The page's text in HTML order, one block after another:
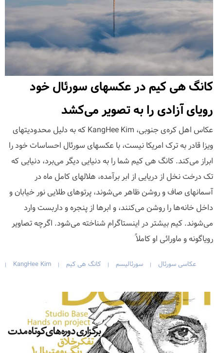
کانگ هی کیم در عکسهای سورئال خود
رویای آزادی را به تصویر می‌کشد
عکاس اهل کره‌ی جنوبی، KangHee Kim که به دلیل محدودیتهای
ویزا قادر به ترک امریکا نیست، با عکسهای سورئال احساسات خود را
ابراز می‌کند. کانگ هی کیم شما را به دنیایی دیگر می‌برد، دنیایی که
تک درخت نخل از دریایی از ابر برآمده، هلالهای کامل ماه در
آسمانهای صاف و روشن ظاهر می‌شوند، پرتوهای طلایی نور خیابان و
داخل خانه‌ها را روشن می‌کنند، و ابرها از پنجره و داربست وارد
می‌شوند. کیم بیشتر در اینستاگرام شناخته می‌شود. اگرچه تصاویر
رویاگونه و ماورائی او کاملاً
عکاسی سورئال | سورئالیسم | کانگ هی کیم |
KangHee Kim
|